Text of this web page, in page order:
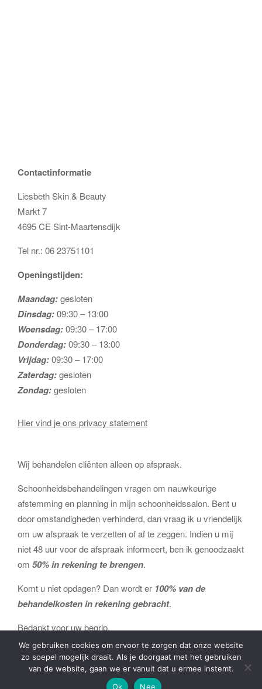
Contactinformatie
Liesbeth Skin & Beauty
Markt 7
4695 CE Sint-Maartensdijk
Tel nr.: 06 23751101
Openingstijden:
Maandag:gesloten
Dinsdag:09:30 – 13:00
Woensdag:09:30 – 17:00
Donderdag:09:30 – 13:00
Vrijdag:09:30 – 17:00
Zaterdag:gesloten
Zondag:gesloten
Hier vind je ons privacy statement
Wij behandelen cliënten alleen op afspraak.
Schoonheidsbehandelingen vragen om nauwkeurige
afstemming en planning in mijn schoonheidssalon. Bent u
door omstandigheden verhinderd, dan vraag ik u vriendelijk
om uw afspraak te verzetten of af te zeggen. Indien u mij
niet 48 uur voor de afspraak informeert, ben ik genoodzaakt
om 50% in rekening te brengen.
Komt u niet opdagen? Dan wordt er 100% van de
behandelkosten in rekening gebracht.
Bedankt voor uw begrip.
0
We gebruiken cookies om ervoor te zorgen dat onze website
zo soepel mogelijk draait. Als je doorgaat met het gebruiken
van de website, gaan we er vanuit dat u ermee instemt.
Ok
Nee